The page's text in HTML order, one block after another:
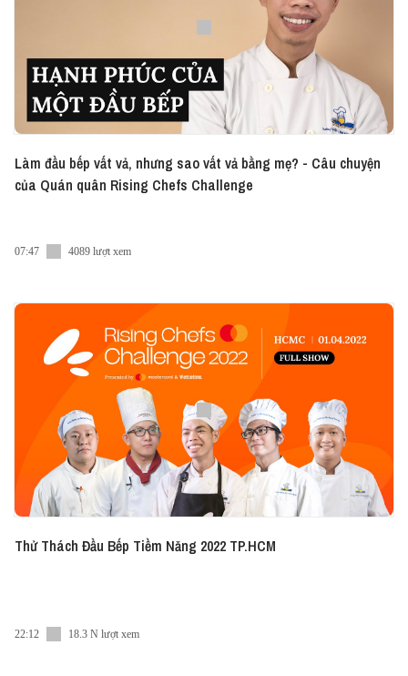
Làm đầu bếp vất vả, nhưng sao vất vả bằng mẹ? - Câu chuyện
của Quán quân Rising Chefs Challenge
07:47 4089 lượt xem
Thử Thách Đầu Bếp Tiềm Năng 2022 TP.HCM
22:12 18.3 N lượt xem